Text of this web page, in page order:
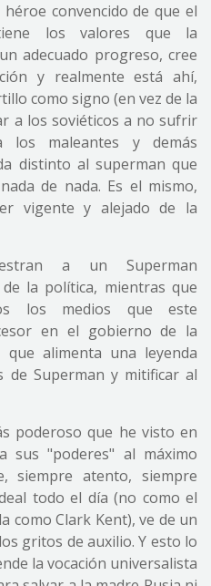
convencido de que el
los valores que la
adecuado progreso, cree
y realmente está ahí,
como signo (en vez de la
a los soviéticos a no sufrir
los maleantes y demás
distinto al superman que
de nada. Es el mismo,
vigente y alejado de la
a un Superman
la política, mientras que
los medios que este
en el gobierno de la
que alimenta una leyenda
de Superman y mitificar al
poderoso que he visto en
sus "poderes" al máximo
siempre atento, siempre
todo el día (no como el
como Clark Kent), ve de un
gritos de auxilio. Y esto lo
la vocación universalista